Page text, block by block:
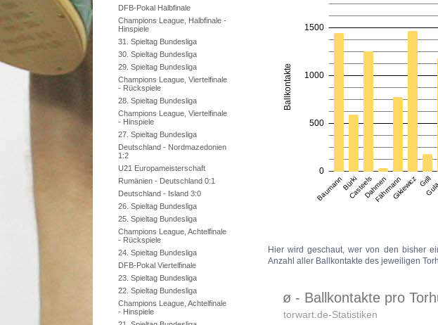
DFB-Pokal Halbfinale
Champions League, Halbfinale -
Hinspiele
31. Spieltag Bundesliga
30. Spieltag Bundesliga
29. Spieltag Bundesliga
Champions League, Viertelfinale
- Rückspiele
28. Spieltag Bundesliga
Champions League, Viertelfinale
- Hinspiele
27. Spieltag Bundesliga
Deutschland - Nordmazedonien
1:2
U21 Europameisterschaft
Rumänien - Deutschland 0:1
Deutschland - Island 3:0
26. Spieltag Bundesliga
25. Spieltag Bundesliga
Champions League, Achtelfinale
- Rückspiele
24. Spieltag Bundesliga
DFB-Pokal Viertelfinale
23. Spieltag Bundesliga
22. Spieltag Bundesliga
Champions League, Achtelfinale
- Hinspiele
Hier wird geschaut, wer von den bisher
Anzahl aller Ballkontakte des jeweiligen